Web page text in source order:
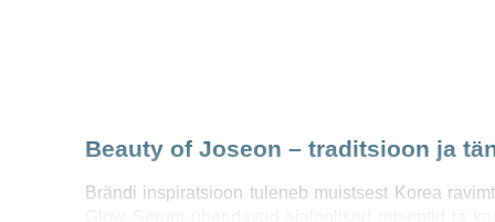
Beauty of Joseon – traditsioon ja
Brändi inspiratsioon tuleneb muistsest Korea